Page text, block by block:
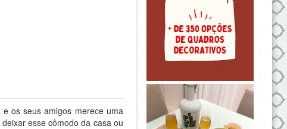
os seus amigos merece uma
esse cômodo da casa ou